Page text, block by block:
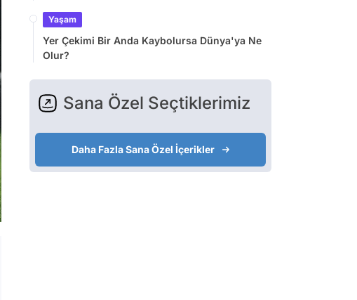
Yaşam
Yer Çekimi Bir Anda Kaybolursa Dünya'ya Ne
Olur?
Sana Özel Seçtiklerimiz
Daha Fazla Sana Özel İçerikler